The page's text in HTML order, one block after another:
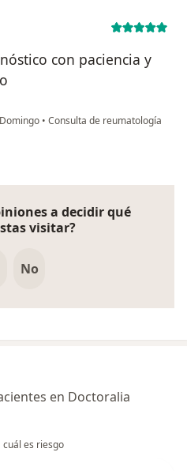
con paciencia y
• Consulta de reumatología
a decidir qué
visitar?
No
en Doctoralia
es riesgo